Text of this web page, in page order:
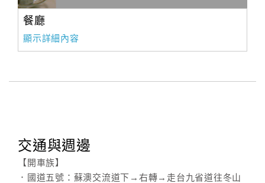
餐廳
顯示詳細內容
交通與週邊
【開車族】
．國道五號：蘇澳交流道下→右轉→走台九省道往冬山